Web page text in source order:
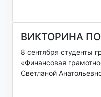
ВИКТОРИНА
8 сентября студенты
«Финансовая
Светланой